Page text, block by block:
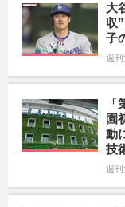
大
収
子
週刊
園
動
技
週刊